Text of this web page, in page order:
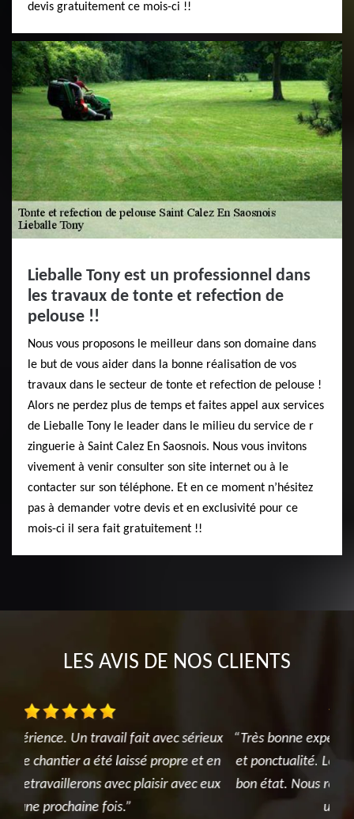
devis gratuitement ce mois-ci !!
Lieballe Tony est un professionnel dans
les travaux de tonte et refection de
pelouse !!
Nous vous proposons le meilleur dans son domaine dans
le but de vous aider dans la bonne réalisation de vos
travaux dans le secteur de tonte et refection de pelouse !
Alors ne perdez plus de temps et faites appel aux services
de Lieballe Tony le leader dans le milieu du service de r
zinguerie à Saint Calez En Saosnois. Nous vous invitons
vivement à venir consulter son site internet ou à le
contacter sur son téléphone. Et en ce moment n’hésitez
pas à demander votre devis et en exclusivité pour ce
mois-ci il sera fait gratuitement !!
LES AVIS DE NOS CLIENTS
“Très bonne expérience. Un travail fait avec sérieux
et ponctualité. Le chantier a été laissé propre et en
bon état. Nous retravaillerons avec plaisir avec eux
une prochaine fois.”